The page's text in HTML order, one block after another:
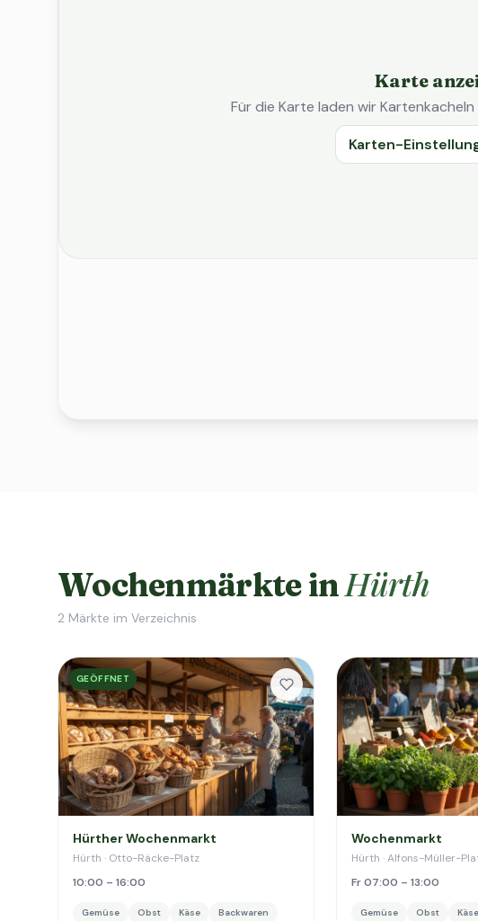
Karte
Für die Karte laden wir
Karten-
Wochenmärkte inHürth
2 Märkte im Verzeichnis
GEÖFFNET
Hürther Wochenmarkt
Hürth · Otto-Räcke-Platz
10:00 – 16:00
Gemüse Obst Käse Backwaren
Wochenmarkt
Hürth · Alfons-Müller-
Fr 07:00 – 13:00
Gemüse Obst Käse